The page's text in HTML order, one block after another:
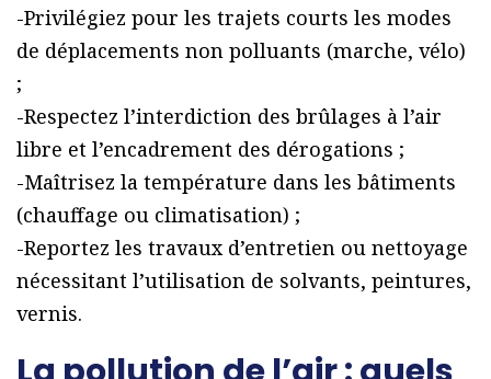
-Privilégiez pour les trajets courts les modes
de déplacements non polluants (marche, vélo)
;
-Respectez l’interdiction des brûlages à l’air
libre et l’encadrement des dérogations ;
-Maîtrisez la température dans les bâtiments
(chauffage ou climatisation) ;
-Reportez les travaux d’entretien ou nettoyage
nécessitant l’utilisation de solvants, peintures,
vernis.